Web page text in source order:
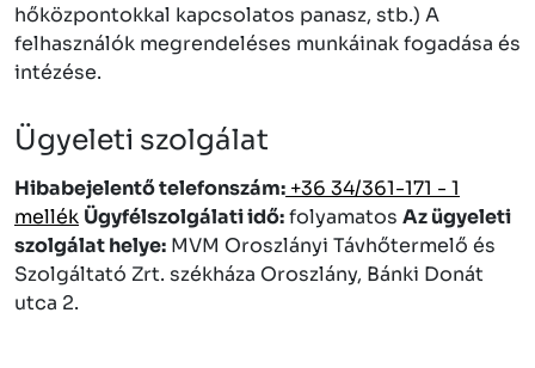
hőközpontokkal kapcsolatos panasz, stb.) A
felhasználók megrendeléses munkáinak fogadása és
intézése.
Ügyeleti szolgálat
Hibabejelentő telefonszám: +36 34/361-171 - 1
mellék Ügyfélszolgálati idő:folyamatos Az ügyeleti
szolgálat helye: MVM Oroszlányi Távhőtermelő és
Szolgáltató Zrt. székháza Oroszlány, Bánki Donát
utca 2.